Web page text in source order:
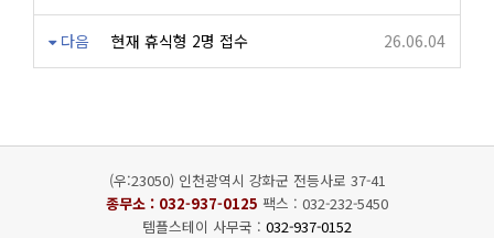
다음 현재 휴식형 2명 접수 26.06.04
(우:23050) 인천광역시 강화군 전등사로 37-41
종무소 : 032-937-0125 팩스 : 032-232-5450
템플스테이 사무국 : 032-937-0152